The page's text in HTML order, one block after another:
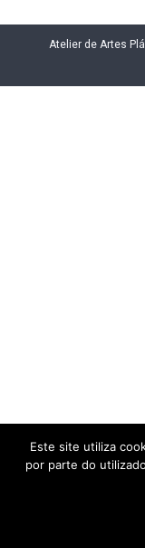
Atelier de Artes
Este site utiliza
por parte do